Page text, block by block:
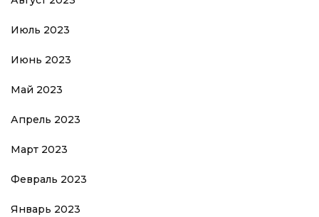
Июль 2023
Июнь 2023
Май 2023
Апрель 2023
Март 2023
Февраль 2023
Январь 2023